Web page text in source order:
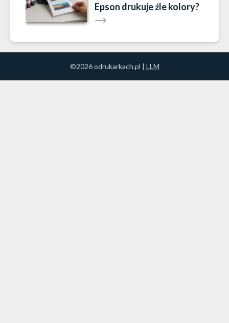
Epson drukuje źle kolory?
©2026 odrukarkach.pl | LLM